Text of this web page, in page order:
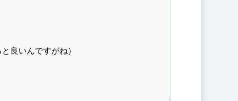
良いんですがね）